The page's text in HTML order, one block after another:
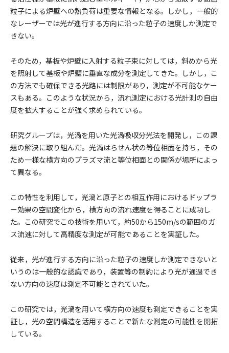
粒子による炉壁への熱負荷は重要な情報となる。しかし，一般的
なレーザーでは光が進行する方向に沿った粒子の速度しか測定で
きない。
そのため，基板や炉壁に入射する粒子束に対しては，斜めから光
を照射して基板や炉壁に垂直な成分を測定してきた。しかし，こ
の方法でも確保できる光路には制限があり，測定が不可能なケー
スもある。このような状況から，流れ測定における光計測の自由
度を拡大することが強く求められている。
研究グループは，光渦を用いた光渦吸収分光法を開発し，この課
題の解決に取り組んだ。光渦はらせん状の等位相面を持ち，その
ため一様な横方向のプラズマ流と等位相面との関係が場所によっ
て異なる。
この特性を利用して，光渦と原子との相互作用におけるドップラ
ー効果の空間変化から，横方向の流れ速度を得ることに成功し
た。この研究でこの技術を用いて，約50から150m/sの範囲のガ
ス流速に対して高精度な測定が可能であることを実証した。
従来，光が進行する方向に沿った粒子の速度しか測定できないと
いうのは一般的な認識であり，装置等の制約により光が通過でき
ない方向の速度は測定不可能とされていた。
この研究では，光渦を用いて横方向の速度も測定できることを実
証し，光の空間構造を活用することで新たな測定の可能性を開拓
している。